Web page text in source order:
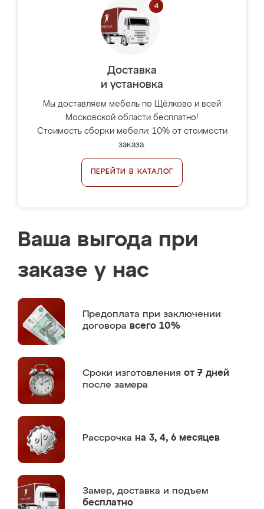
Доставка
и установка
Мы доставляем мебель по Щёлково и всей
Московской области бесплатно!
Стоимость сборки мебели: 10% от стоимости
заказа.
ПЕРЕЙТИ В КАТАЛОГ
Ваша выгода при
заказе у нас
Предоплата при заключении
договора всего 10%
Сроки изготовления от 7 дней
после замера
Рассрочка на 3, 4, 6 месяцев
Замер, доставка и подъем
бесплатно